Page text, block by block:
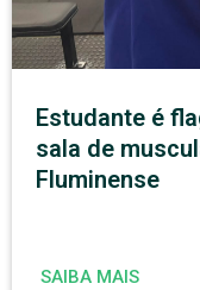
Estudante é
sala de
Fluminense
SAIBA MAIS